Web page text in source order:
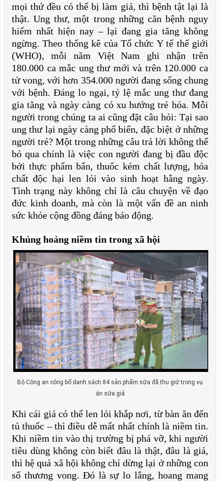
mọi thứ đều có thể bị làm giả, thì bệnh tật lại là
thật. Ung thư, một trong những căn bệnh nguy
hiểm nhất hiện nay – lại đang gia tăng không
ngừng. Theo thống kê của Tổ chức Y tế thế giới
(WHO), mỗi năm Việt Nam ghi nhận trên
180.000 ca mắc ung thư mới và trên 120.000 ca
tử vong, với hơn 354.000 người đang sống chung
với bệnh. Đáng lo ngại, tỷ lệ mắc ung thư đang
gia tăng và ngày càng có xu hướng trẻ hóa. Mỗi
người trong chúng ta ai cũng đặt câu hỏi: Tại sao
ung thư lại ngày càng phổ biến, đặc biệt ở những
người trẻ? Một trong những câu trả lời không thể
bỏ qua chính là việc con người đang bị đầu độc
bởi thực phẩm bẩn, thuốc kém chất lượng, hóa
chất độc hại len lỏi vào sinh hoạt hằng ngày.
Tình trạng này không chỉ là câu chuyện về đạo
đức kinh doanh, mà còn là một vấn đề an ninh
sức khỏe cộng đồng đáng báo động.
Khủng hoảng niềm tin trong xã hội
Bộ Công an công bố danh sách 84 sản phẩm sữa đã thu giữ trong vụ
án sữa giả
Khi cái giả có thể len lỏi khắp nơi, từ bàn ăn đến
tủ thuốc – thì điều dễ mất nhất chính là niềm tin.
Khi niềm tin vào thị trường bị phá vỡ, khi người
tiêu dùng không còn biết đâu là thật, đâu là giả,
thì hệ quả xã hội không chỉ dừng lại ở những con
số thương vong. Đó là sự lo lắng, hoang mang